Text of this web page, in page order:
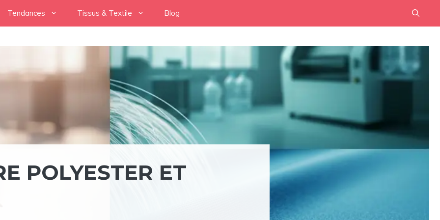
Tendances Tissus & Textile Blog
POLYESTER ET